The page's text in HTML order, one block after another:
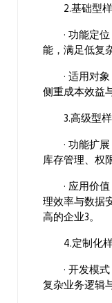
2.基础型样
· 功能定位
能，满足低复
· 适用对象
侧重成本效益
3.高级型样
· 功能扩展
库存管理、权
· 应用价值
理效率与数据
高的企业3。
4.定制化样
· 开发模式
复杂业务逻辑